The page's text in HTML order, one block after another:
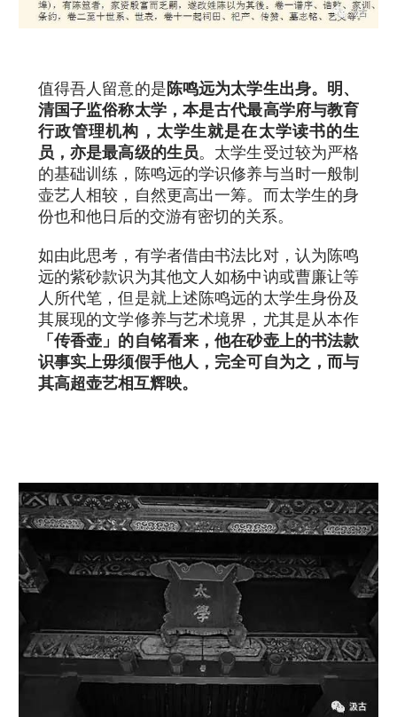
值得吾人留意的是 陈鸣远为太学生出身。明、
清国子监俗称太学，本是古代最高学府与教育
行政管理机构，太学生就是在太学读书的生
员，亦是最高级的生员。太学生受过较为严格
的基础训练，陈鸣远的学识修养与当时一般制
壶艺人相较，自然更高出一筹。而太学生的身
份也和他日后的交游有密切的关系。
如由此思考，有学者借由书法比对，认为陈鸣
远的紫砂款识为其他文人如杨中讷或曹廉让等
人所代笔，但是就上述陈鸣远的太学生身份及
其展现的文学修养与艺术境界，尤其是从本作
「传香壶」的自铭看来，他在砂壶上的书法款
识事实上毋须假手他人，完全可自为之，而与
其高超壶艺相互辉映。